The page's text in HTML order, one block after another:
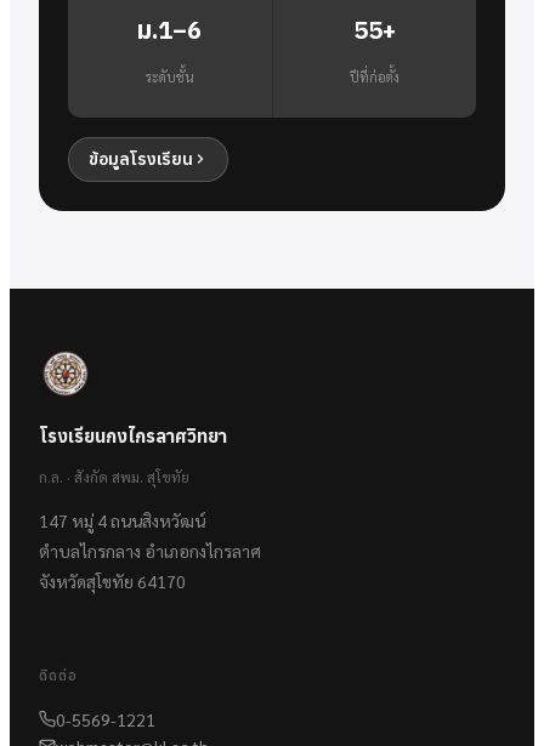
ม.1–6
ระดับชั้น
55+
ปีที่ก่อตั้ง
ข้อมูลโรงเรียน
โรงเรียนกงไกรลาศวิทยา
ก.ล. · สังกัด สพม. สุโขทัย
147 หมู่ 4 ถนนสิงหวัฒน์
ตำบลไกรกลาง อำเภอกงไกรลาศ
จังหวัดสุโขทัย 64170
ติดต่อ
0-5569-1221